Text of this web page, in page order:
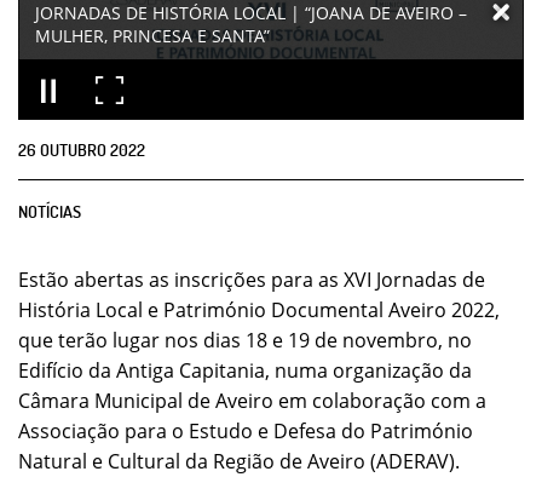
JORNADAS DE HISTÓRIA LOCAL | “JOANA DE AVEIRO –
MULHER, PRINCESA E SANTA”
26 OUTUBRO2022
NOTÍCIAS
Estão abertas as inscrições para as XVI Jornadas de
História Local e Património Documental Aveiro 2022,
que terão lugar nos dias 18 e 19 de novembro, no
Edifício da Antiga Capitania, numa organização da
Câmara Municipal de Aveiro em colaboração com a
Associação para o Estudo e Defesa do Património
Natural e Cultural da Região de Aveiro (ADERAV).